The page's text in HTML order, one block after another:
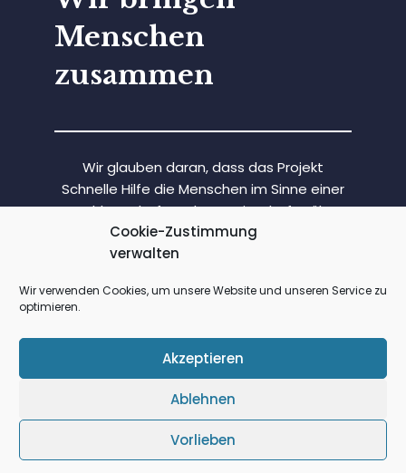
Cookie-Zustimmung
verwalten
Wir verwenden Cookies, um unsere Website und unseren Service zu
optimieren.
Akzeptieren
Ablehnen
Vorlieben
Menschen
zusammen
Wir glauben daran, dass das Projekt
Schnelle Hilfe die Menschen im Sinne einer
Nachbarschaft und Gemeinschaft näher
zusammenbringt. Wir wollen den
Zusammenhalt, egal ob jung oder alt,
Nationen und Generationen mit
und die Menschen vereinen.
Mehr erfahren